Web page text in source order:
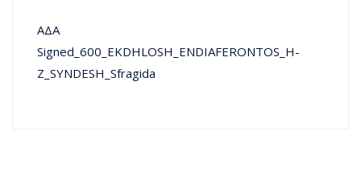
ΑΔΑ
Signed_600_EKDHLOSH_ENDIAFERONTOS_H-
Z_SYNDESH_Sfragida